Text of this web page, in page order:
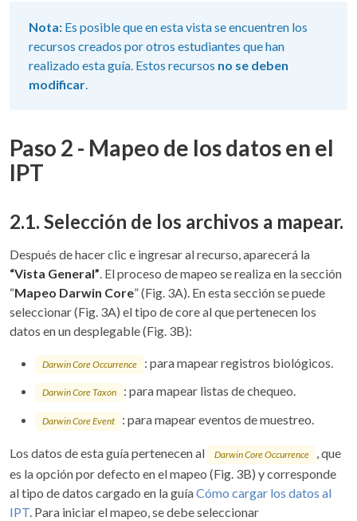
Nota: Es posible que en esta vista se encuentren los
recursos creados por otros estudiantes que han
realizado esta guía. Estos recursos no se deben
modificar.
Paso 2 - Mapeo de los datos en el
IPT
2.1. Selección de los archivos a mapear.
Después de hacer clic e ingresar al recurso, aparecerá la
“Vista General”. El proceso de mapeo se realiza en la sección
“Mapeo Darwin Core” (Fig. 3A). En esta sección se puede
seleccionar (Fig. 3A) el tipo de core al que pertenecen los
datos en un desplegable (Fig. 3B):
Darwin Core Occurrence : para mapear registros biológicos.
Darwin Core Taxon : para mapear listas de chequeo.
Darwin Core Event : para mapear eventos de muestreo.
Los datos de esta guía pertenecen al Darwin Core Occurrence
, que
es la opción por defecto en el mapeo (Fig. 3B) y corresponde
al tipo de datos cargado en la guíaCómo cargar los datos al
IPT. Para iniciar el mapeo, se debe seleccionar